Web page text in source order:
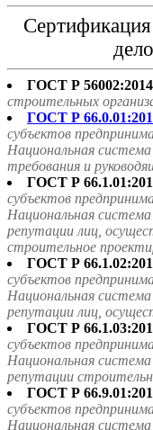
ГОСТ Р
строительных
ГОСТ Р
субъектов
Национальная
требования и
ГОСТ Р
субъектов
Национальная
репутации лиц,
строительное
ГОСТ Р
субъектов
Национальная
репутации лиц,
ГОСТ Р
субъектов
Национальная
репутации
ГОСТ Р
субъектов
Национальная